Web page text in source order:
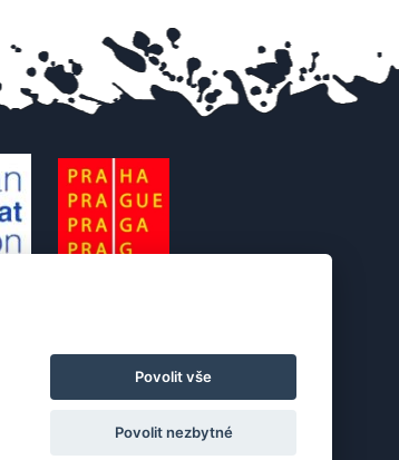
Povolit vše
Povolit nezbytné